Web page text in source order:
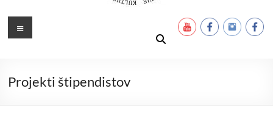
Ustanova Petra Pavla Glavarja
Meni
Projekti štipendistov